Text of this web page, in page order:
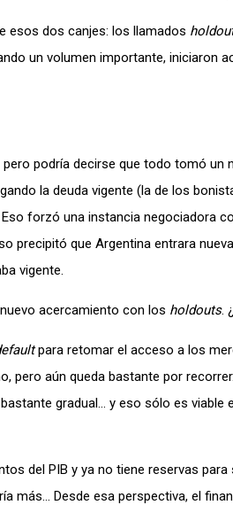
esos dos canjes: los llamados
un volumen importante, iniciaron
podría decirse que todo tomó un
la deuda vigente (la de los
forzó una instancia negociadora
precipitó que Argentina entrara
vigente.
acercamiento con los holdouts.
para retomar el acceso a los
pero aún queda bastante por
gradual… y eso sólo es viable
del PIB y ya no tiene reservas
más… Desde esa perspectiva, el